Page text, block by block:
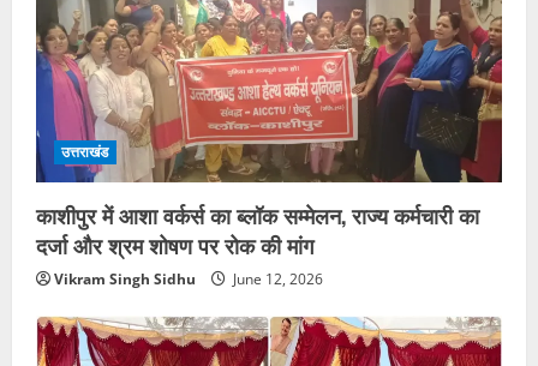
उत्तराखंड
काशीपुर में आशा वर्कर्स का ब्लॉक सम्मेलन, राज्य कर्मचारी का
दर्जा और श्रम शोषण पर रोक की मांग
Vikram Singh Sidhu June 12, 2026